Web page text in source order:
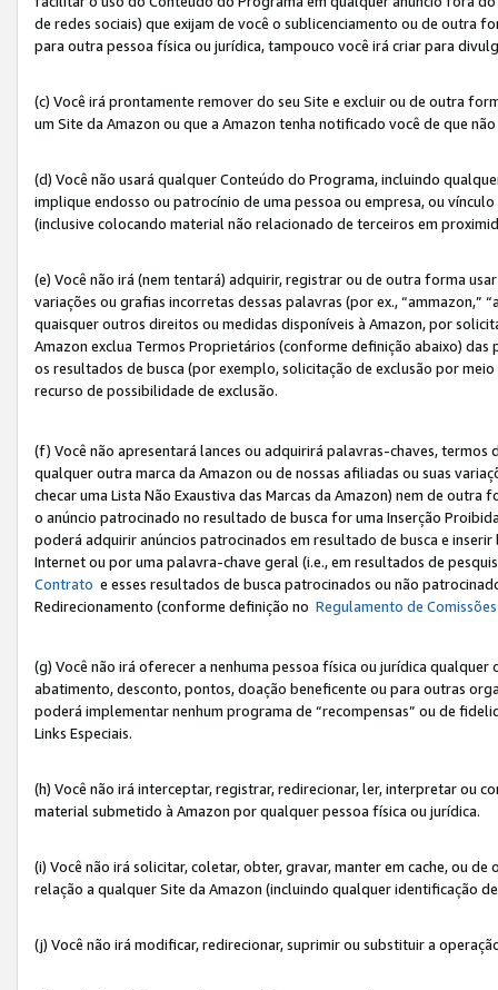
de redes sociais) que exijam de você o sublicenciamento ou de outra
para outra pessoa física ou jurídica, tampouco você irá criar para
(c) Você irá prontamente remover do seu Site e excluir ou de outra
um Site da Amazon ou que a Amazon tenha notificado você de que
(d) Você não usará qualquer Conteúdo do Programa, incluindo
implique endosso ou patrocínio de uma pessoa ou empresa, ou
(inclusive colocando material não relacionado de terceiros em
(e) Você não irá (nem tentará) adquirir, registrar ou de outra forma
variações ou grafias incorretas dessas palavras (por ex., “ammazon,”
quaisquer outros direitos ou medidas disponíveis à Amazon, por
Amazon exclua Termos Proprietários (conforme definição abaixo)
os resultados de busca (por exemplo, solicitação de exclusão por
recurso de possibilidade de exclusão.
(f) Você não apresentará lances ou adquirirá palavras-chaves,
qualquer outra marca da Amazon ou de nossas afiliadas ou suas
checar uma Lista Não Exaustiva das Marcas da Amazon) nem de
o anúncio patrocinado no resultado de busca for uma Inserção
poderá adquirir anúncios patrocinados em resultado de busca e
Internet ou por uma palavra-chave geral (i.e., em resultados de
Contrato e esses resultados de busca patrocinados ou não
Redirecionamento (conforme definição no Regulamento de Comissões
(g) Você não irá oferecer a nenhuma pessoa física ou jurídica
abatimento, desconto, pontos, doação beneficente ou para outras
poderá implementar nenhum programa de “recompensas” ou de
Links Especiais.
(h) Você não irá interceptar, registrar, redirecionar, ler, interpretar
material submetido à Amazon por qualquer pessoa física ou jurídica.
(i) Você não irá solicitar, coletar, obter, gravar, manter em cache, ou
relação a qualquer Site da Amazon (incluindo qualquer identificação
(j) Você não irá modificar, redirecionar, suprimir ou substituir a